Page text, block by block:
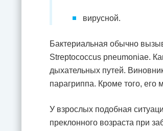
вирусной.
Бактериальная обычно
Streptococcus pneumoniae.
дыхательных путей.
парагриппа. Кроме того, его
У взрослых подобная
преклонного возраста при